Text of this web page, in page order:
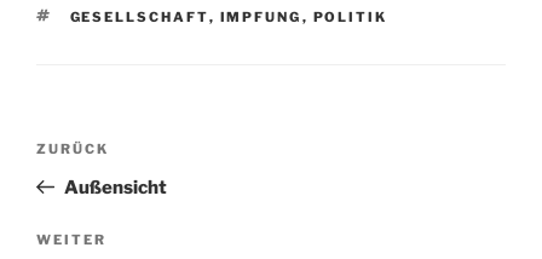
SCHLAGWÖRTER
GESELLSCHAFT, IMPFUNG , POLITIK
Beitragsnavigation
Vorheriger
Beitrag
ZURÜCK
Außensicht
Nächster
WEITER